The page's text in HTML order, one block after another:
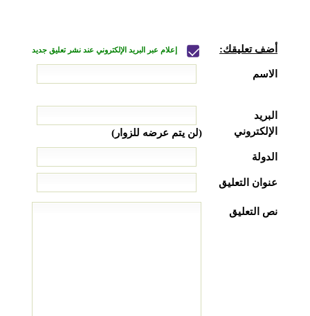
أضف تعليقك: إعلام عبر البريد الإلكتروني عند نشر تعليق جديد
الاسم
البريد
الإلكتروني
(لن يتم عرضه للزوار)
الدولة
عنوان التعليق
نص التعليق